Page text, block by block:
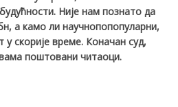
Није нам познато да
а камо ли научнопопопуларни,
у скорије време. Коначан суд,
поштовани читаоци.